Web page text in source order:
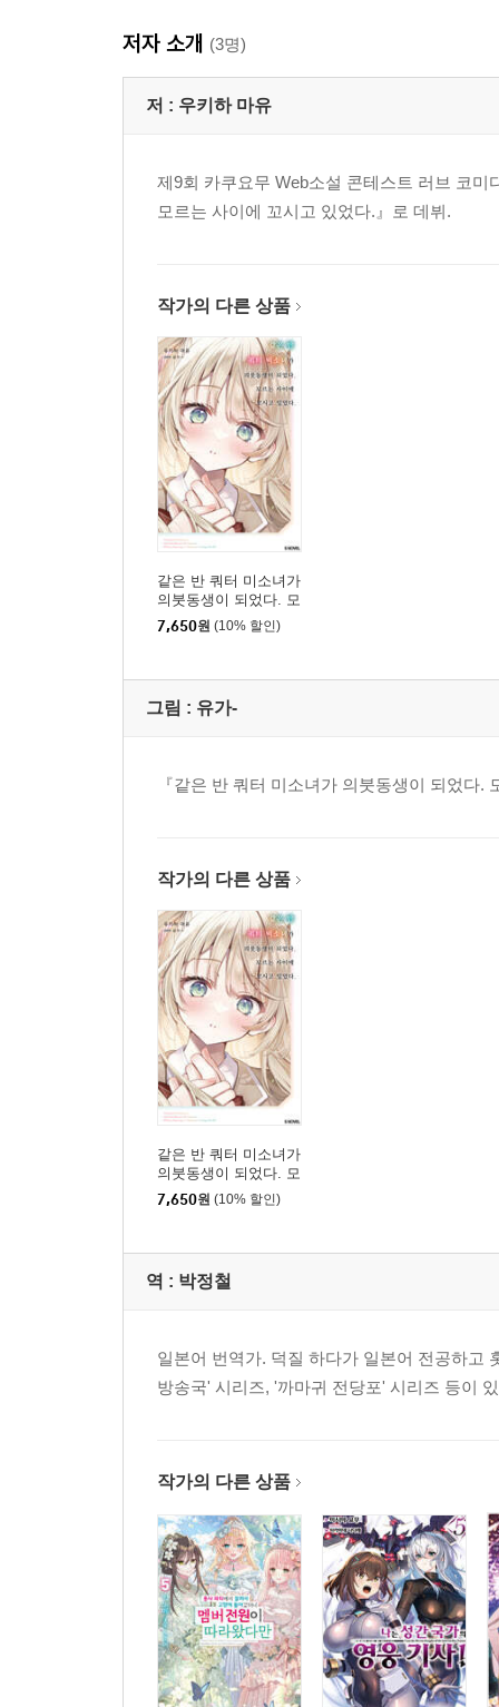
막간7 나와 같은 표정
제9화 위장 커플 해제
막간8 이게 나의 매듭
제11화 변함없이 있는 존재
커튼콜 소중한 소꿉친구
저자 소개 (3명)
저 : 우키하 마유
제9회 카쿠요무 Web소설 콘테스트 러브 코
모르는 사이에 꼬시고 있었다.』로 데뷔.
작가의 다른 상품
같은 반 쿼터 미소녀가
의붓동생이 되었다. 모
르는 사이에 꼬시고 있
었다. 1
7,650원 (10% 할인)
그림 : 유가-
『같은 반 쿼터 미소녀가 의붓동생이 되었다
작가의 다른 상품
같은 반 쿼터 미소녀가
의붓동생이 되었다. 모
르는 사이에 꼬시고 있
었다. 1
7,650원 (10% 할인)
역 : 박정철
일본어 번역가. 덕질 하다가 일본어 전공하고
방송국' 시리즈, '까마귀 전당포' 시리즈 등이
작가의 다른 상품